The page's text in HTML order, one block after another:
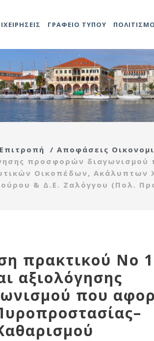
Αντιδήμαρχοι
Γενικός
Γραμματέας
Σύμβουλοι
Οργανόγραμμα
Video
Προκηρύξεις
Προσλήψεων
Ανακοινώσεις
Αναρτήσεις
Διάφορες
Άδειες καταστημάτων
Προκηρύξεις – Διαγωνισμοί
ΓΡΑΦΕΙΟ ΤΥΠΟΥ
Αναρτήσεις
/ Αποφάσεις
προσφορών
Οικοπέδων,
& Δ.Ε. Ζαλόγγου (Πολ.
πρακτικού Νο 1
αξιολόγησης
που